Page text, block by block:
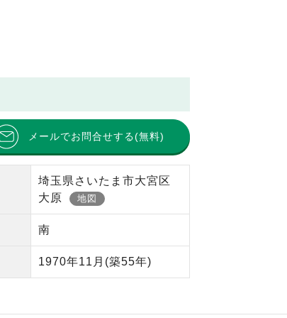
メールでお問合せする(無料)
埼玉県さいたま市大宮区
大原
地図
南
1970年11月 (築55年)